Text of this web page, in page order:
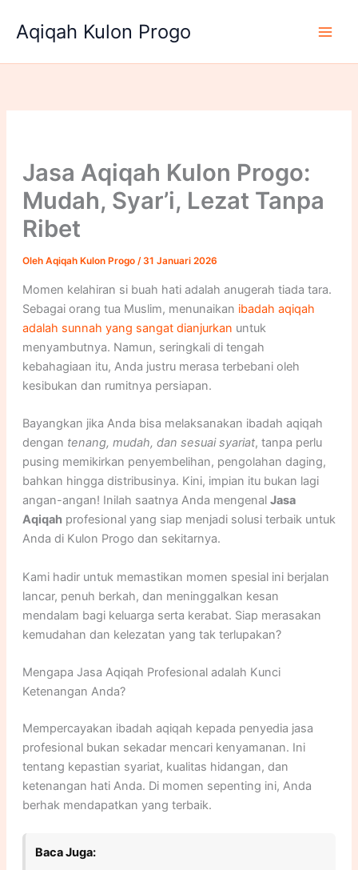
konten
Aqiqah Kulon Progo
Jasa Aqiqah Kulon Progo:
Mudah, Syar’i, Lezat Tanpa
Ribet
Oleh Aqiqah Kulon Progo /31 Januari 2026
Momen kelahiran si buah hati adalah anugerah tiada tara.
Sebagai orang tua Muslim, menunaikan ibadah aqiqah
adalah sunnah yang sangat dianjurkan untuk
menyambutnya. Namun, seringkali di tengah
kebahagiaan itu, Anda justru merasa terbebani oleh
kesibukan dan rumitnya persiapan.
Bayangkan jika Anda bisa melaksanakan ibadah aqiqah
dengan tenang, mudah, dan sesuai syariat, tanpa perlu
pusing memikirkan penyembelihan, pengolahan daging,
bahkan hingga distribusinya. Kini, impian itu bukan lagi
angan-angan! Inilah saatnya Anda mengenal Jasa
Aqiqahprofesional yang siap menjadi solusi terbaik untuk
Anda di Kulon Progo dan sekitarnya.
Kami hadir untuk memastikan momen spesial ini berjalan
lancar, penuh berkah, dan meninggalkan kesan
mendalam bagi keluarga serta kerabat. Siap merasakan
kemudahan dan kelezatan yang tak terlupakan?
Mengapa Jasa Aqiqah Profesional adalah Kunci
Ketenangan Anda?
Mempercayakan ibadah aqiqah kepada penyedia jasa
profesional bukan sekadar mencari kenyamanan. Ini
tentang kepastian syariat, kualitas hidangan, dan
ketenangan hati Anda. Di momen sepenting ini, Anda
berhak mendapatkan yang terbaik.
Baca Juga: